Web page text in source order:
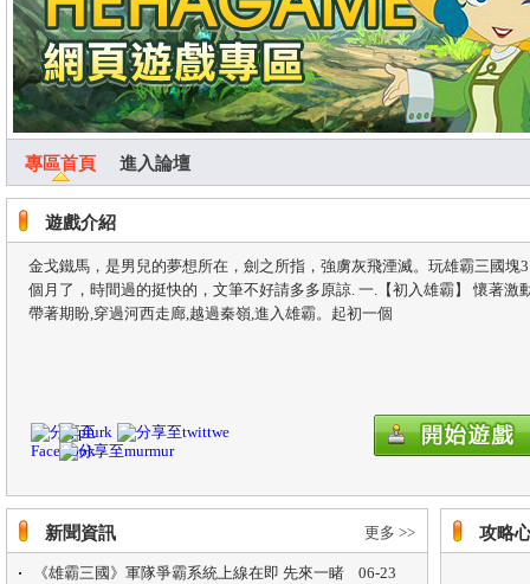
專區首頁 進入論壇
遊戲介紹
金戈鐵馬，是男兒的夢想所在，劍之所指，強虜灰飛湮滅。玩雄霸三國塊3
個月了，時間過的挺快的，文筆不好請多多原諒. 一.【初入雄霸】 懷著激
帶著期盼,穿過河西走廊,越過秦嶺,進入雄霸。起初一個
新聞資訊 更多 >>
《雄霸三國》軍隊爭霸系統上線在即 先來一睹
06-23
攻略